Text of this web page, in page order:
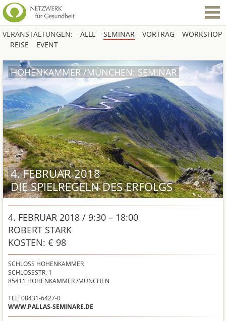
VERANSTALTUNGEN: ALLE SEMINAR VORTRAG
WORKSHOP
REISE
EVENT
4. FEBRUAR 2018
DIE SPIELREGELN DES ERFOLGS
HOHENKAMMER /MÜNCHEN: SEMINAR
4. FEBRUAR 2018 / 9:30 – 18:00
ROBERT STARK
KOSTEN: € 98
SCHLOSS HOHENKAMMER
SCHLOSSSTR. 1
85411 HOHENKAMMER /MÜNCHEN
TEL: 08431-6427-0
WWW.PALLAS-SEMINARE.DE